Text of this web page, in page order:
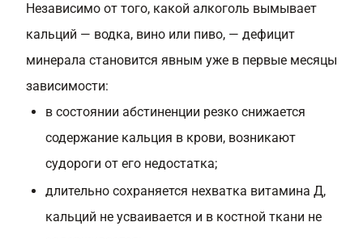
Независимо от того, какой алкоголь вымывает
кальций — водка, вино или пиво, — дефицит
минерала становится явным уже в первые месяцы
зависимости:
в состоянии абстиненции резко снижается
содержание кальция в крови, возникают
судороги от его недостатка;
длительно сохраняется нехватка витамина Д,
кальций не усваивается и в костной ткани не